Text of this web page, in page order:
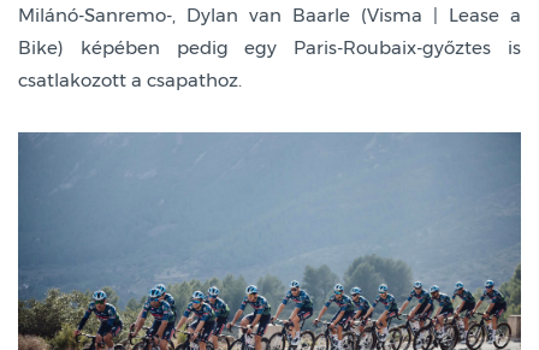
Milánó-Sanremo-, Dylan van Baarle (Visma | Lease a
Bike) képében pedig egy Paris-Roubaix-győztes is
csatlakozott a csapathoz.